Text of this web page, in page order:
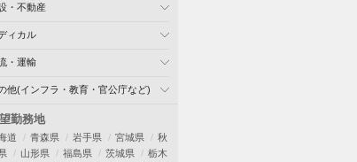
・不動産
ィカル
・運輸
他(インフラ・教育・官公庁など)
勤務地
道 青森県 岩手県 宮城県
秋
山形県 福島県 茨城県
栃木